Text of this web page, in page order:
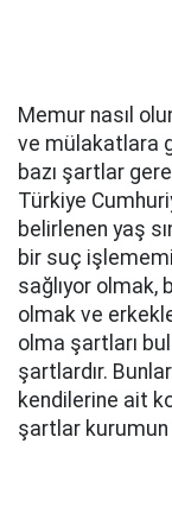
Memur nasıl
ve mülakatlara
bazı şartlar
Türkiye
belirlenen yaş
bir suç
sağlıyor olmak,
olmak ve
olma şartları
şartlardır.
kendilerine ait
şartlar kurumun